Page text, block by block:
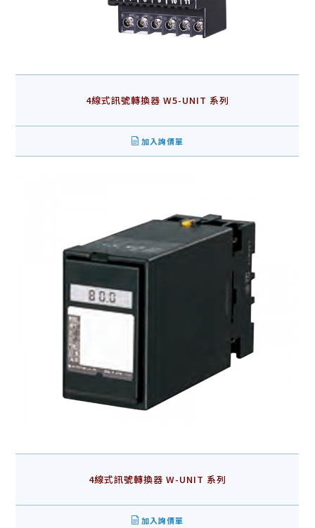
4線式訊號轉換器 W5-UNIT 系列
加入詢價單
4線式訊號轉換器 W-UNIT 系列
加入詢價單